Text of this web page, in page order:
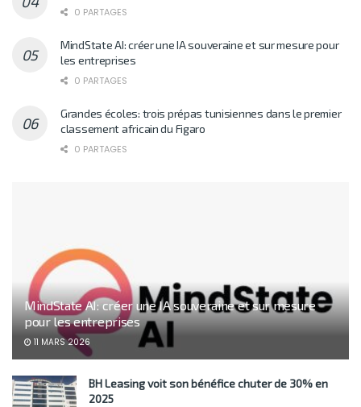
0 PARTAGES
MindState AI: créer une IA souveraine et sur mesure pour
les entreprises
0 PARTAGES
Grandes écoles: trois prépas tunisiennes dans le premier
classement africain du Figaro
0 PARTAGES
MindState AI: créer une IA souveraine et sur mesure
pour les entreprises
11 MARS 2026
BH Leasing voit son bénéfice chuter de 30% en
2025